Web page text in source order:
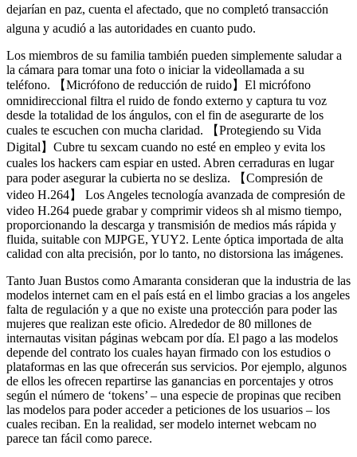
dejarían en paz, cuenta el afectado, que no completó transacción
alguna y acudió a las autoridades en cuanto pudo.
Los miembros de su familia también pueden simplemente saludar a
la cámara para tomar una foto o iniciar la videollamada a su
teléfono. 【Micrófono de reducción de ruido】El micrófono
omnidireccional filtra el ruido de fondo externo y captura tu voz
desde la totalidad de los ángulos, con el fin de asegurarte de los
cuales te escuchen con mucha claridad. 【Protegiendo su Vida
Digital】Cubre tu sexcam cuando no esté en empleo y evita los
cuales los hackers cam espiar en usted. Abren cerraduras en lugar
para poder asegurar la cubierta no se desliza. 【Compresión de
video H.264】 Los Angeles tecnología avanzada de compresión de
video H.264 puede grabar y comprimir videos sh al mismo tiempo,
proporcionando la descarga y transmisión de medios más rápida y
fluida, suitable con MJPGE, YUY2. Lente óptica importada de alta
calidad con alta precisión, por lo tanto, no distorsiona las imágenes.
Tanto Juan Bustos como Amaranta consideran que la industria de las
modelos internet cam en el país está en el limbo gracias a los angeles
falta de regulación y a que no existe una protección para poder las
mujeres que realizan este oficio. Alrededor de 80 millones de
internautas visitan páginas webcam por día. El pago a las modelos
depende del contrato los cuales hayan firmado con los estudios o
plataformas en las que ofrecerán sus servicios. Por ejemplo, algunos
de ellos les ofrecen repartirse las ganancias en porcentajes y otros
según el número de ‘tokens’ – una especie de propinas que reciben
las modelos para poder acceder a peticiones de los usuarios – los
cuales reciban. En la realidad, ser modelo internet webcam no
parece tan fácil como parece.